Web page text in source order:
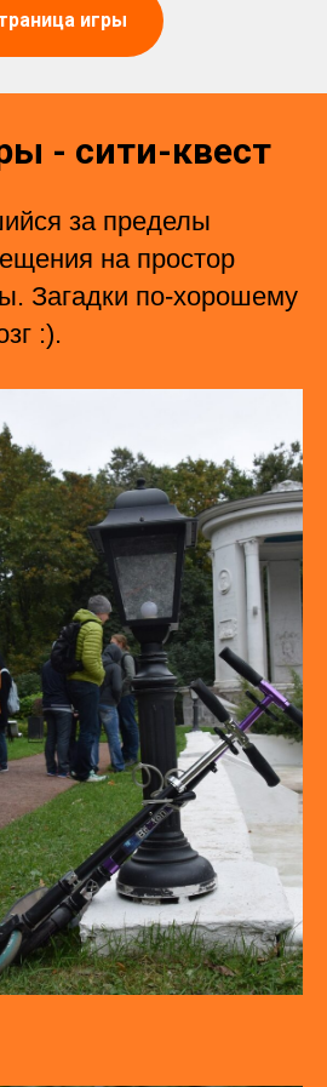
игры
- сити-квест
за пределы
на простор
Загадки по-хорошему
:).